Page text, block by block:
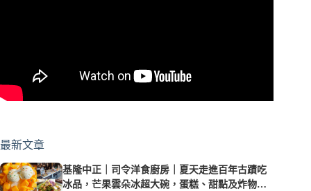
最新文章
基隆中正｜司令洋食廚房｜夏天走進百年古蹟吃
冰品，芒果雲朵冰超大碗，蛋糕、甜點及炸物都